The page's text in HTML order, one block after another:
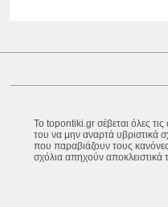
Το topontiki.gr σέβεται όλες
του να μην αναρτά υβριστικά
που παραβιάζουν τους
σχόλια απηχούν